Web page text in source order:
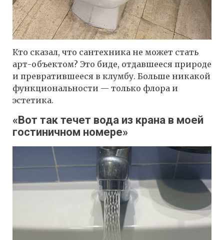
Кто сказал, что сантехника не может стать
арт-объектом? Это биде, отдавшееся природе
и превратившееся в клумбу. Больше никакой
функциональности — только флора и
эстетика.
«Вот так течет вода из крана в моей
гостиничном номере»